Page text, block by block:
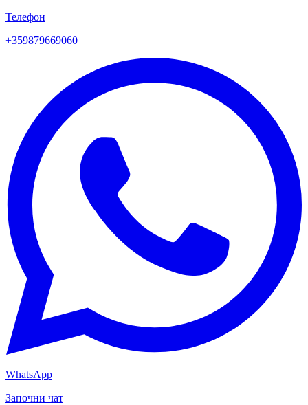
Телефон
+359879669060
WhatsApp
Започни чат